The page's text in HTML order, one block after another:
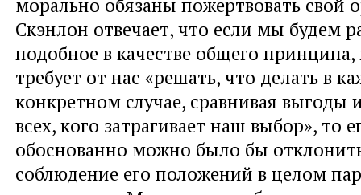
морально обязаны пожертвовать свой
Скэнлон отвечает, что если мы будем
подобное в качестве общего
требует от нас «решать, что делать в
конкретном случае, сравнивая выгоды
всех, кого затрагивает наш выбор», то
обоснованно можно было бы
соблюдение его положений в целом